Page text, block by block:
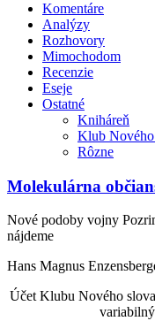
Komentáre
Analýzy
Rozhovory
Mimochodom
Recenzie
Eseje
Ostatné
Kniháreň
Klub
Rôzne
Molekulárna
Nové podoby vojny
nájdeme
Hans Magnus
Účet Klubu Nového